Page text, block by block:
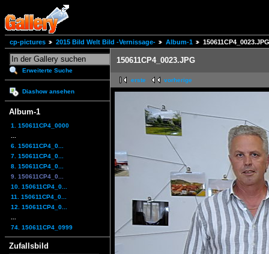
cp-pictures 2015 Bild Welt Bild -Vernissage- Album-1 150611CP4_0023.JPG
Erweiterte Suche
Diashow ansehen
Album-1
1. 150611CP4_0000
6. 150611CP4_0...
7. 150611CP4_0...
8. 150611CP4_0...
9. 150611CP4_0...
10. 150611CP4_0...
11. 150611CP4_0...
12. 150611CP4_0...
74. 150611CP4_0999
Zufallsbild
150611CP4_0023.JPG
erste vorherige